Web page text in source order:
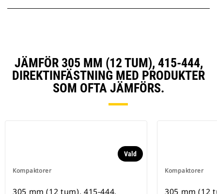
JÄMFÖR 305 MM (12 TUM), 415-444,
DIREKTINFÄSTNING MED PRODUKTER
SOM OFTA JÄMFÖRS.
Kompaktorer
Vald
305 mm (12 tum), 415-444,
Kompaktorer
305 mm (12